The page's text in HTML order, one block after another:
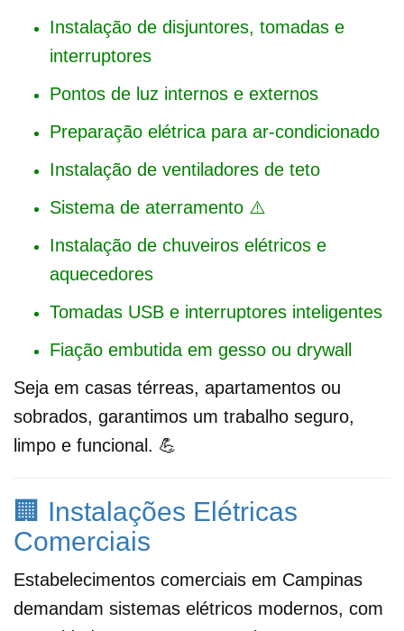
Instalação de disjuntores, tomadas e
interruptores
Pontos de luz internos e externos
Preparação elétrica para ar-condicionado
Instalação de ventiladores de teto
Sistema de aterramento ⚠️
Instalação de chuveiros elétricos e
aquecedores
Tomadas USB e interruptores inteligentes
Fiação embutida em gesso ou drywall
Seja em casas térreas, apartamentos ou
sobrados, garantimos um trabalho seguro,
limpo e funcional. 💪
🏢 Instalações Elétricas
Comerciais
Estabelecimentos comerciais em Campinas
demandam sistemas elétricos modernos, com